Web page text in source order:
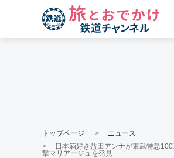
トップページ
ニュース
日本酒好き益田アンナが東武特急
撃マリアージュを発見